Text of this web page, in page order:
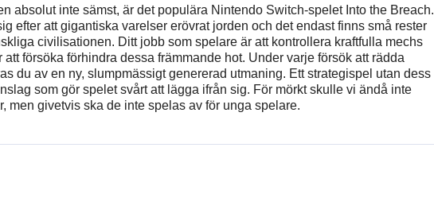
absolut inte sämst, är det populära Nintendo Switch-spelet Into the Breach.
efter att gigantiska varelser erövrat jorden och det endast finns små rester
civilisationen. Ditt jobb som spelare är att kontrollera kraftfulla mechs
att försöka förhindra dessa främmande hot. Under varje försök att rädda
du av en ny, slumpmässigt genererad utmaning. Ett strategispel utan dess
som gör spelet svårt att lägga ifrån sig. För mörkt skulle vi ändå inte
men givetvis ska de inte spelas av för unga spelare.